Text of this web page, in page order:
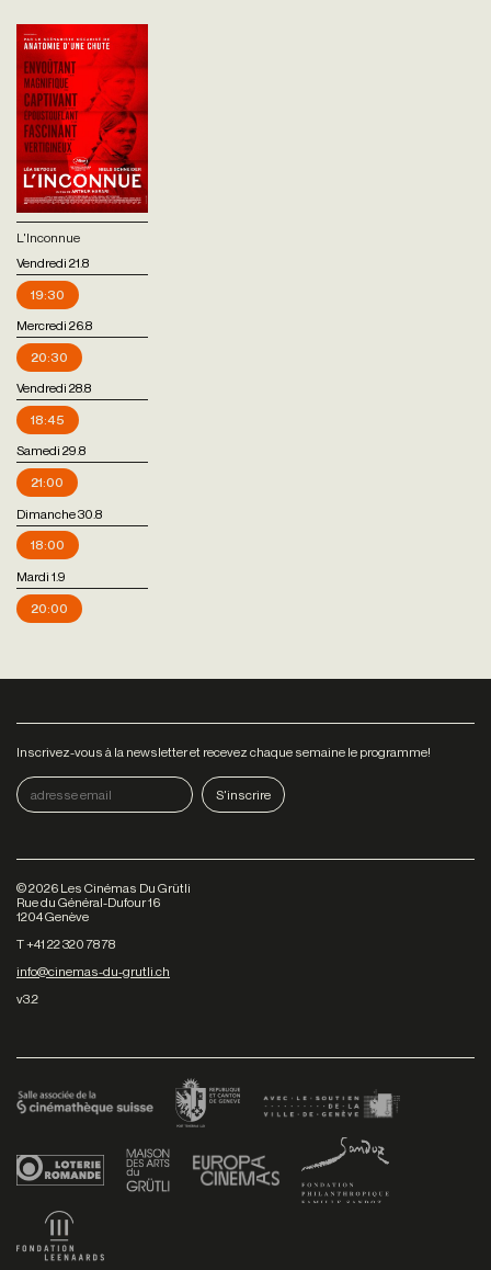
L'Inconnue
Vendredi 21.8
19:30
Mercredi 26.8
20:30
Vendredi 28.8
18:45
Samedi 29.8
21:00
Dimanche 30.8
18:00
Mardi 1.9
20:00
Inscrivez-vous à la newsletter et recevez chaque semaine le programme!
©2026 Les Cinémas Du Grütli
Rue du Général-Dufour 16
1204 Genève
T +41 22 320 78 78
info@cinemas-du-grutli.ch
v3.2